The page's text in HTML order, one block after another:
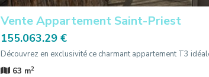
Vente Appartement Saint-Priest
155.063.29 €
Découvrez en exclusivité ce charmant appartement T3
63 m2